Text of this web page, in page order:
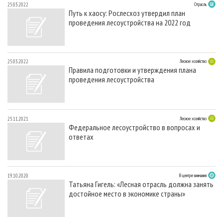
25.03.2022 Отрасль
Путь к хаосу: Рослесхоз утвердил план
проведения лесоустройства на 2022 год
25.03.2022 Лесное хозяйство
Правила подготовки и утверждения плана
проведения лесоустройства
25.11.2021 Лесное хозяйство
Федеральное лесоустройство в вопросах и
ответах
19.10.2020 В центре внимания
Татьяна Гигель: «Лесная отрасль должна занять
достойное место в экономике страны»